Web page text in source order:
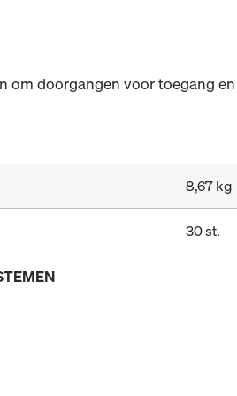
om doorgangen voor toegang
8,67 kg
30 st.